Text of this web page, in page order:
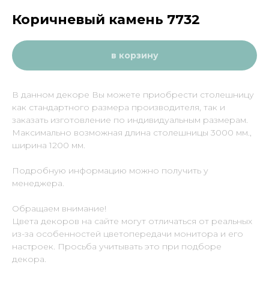
Коричневый камень 7732
в корзину
В данном декоре Вы можете приобрести столешницу
как стандартного размера производителя, так и
заказать изготовление по индивидуальным размерам.
Максимально возможная длина столешницы 3000 мм.,
ширина 1200 мм.
Подробную информацию можно получить у
менеджера.
Обращаем внимание!
Цвета декоров на сайте могут отличаться от реальных
из-за особенностей цветопередачи монитора и его
настроек. Просьба учитывать это при подборе
декора.